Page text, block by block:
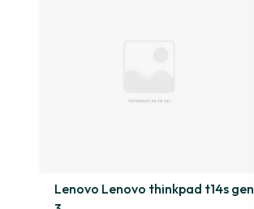
Lenovo Lenovo thinkpad t14s gen